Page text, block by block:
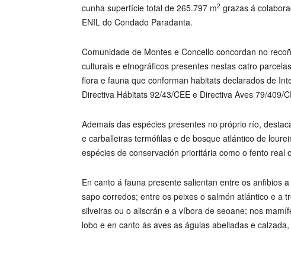
cunha superfície total de 265.797 m2 grazas á
ENIL do Condado Paradanta.
Comunidade de Montes e Concello concordan no
culturais e etnográficos presentes nestas catro
flora e fauna que conforman habitats declarados de
Directiva Hábitats 92/43/CEE e Directiva Aves 79/409/
Ademais das espécies presentes no próprio río,
e carballeiras termófilas e de bosque atlántico de
espécies de conservación prioritária como o fento real
En canto á fauna presente salientan entre os anfibios
sapo corredos; entre os peixes o salmón atlántico e a
silveiras ou o aliscrán e a víbora de seoane; nos
lobo e en canto ás aves as águias abelladas e